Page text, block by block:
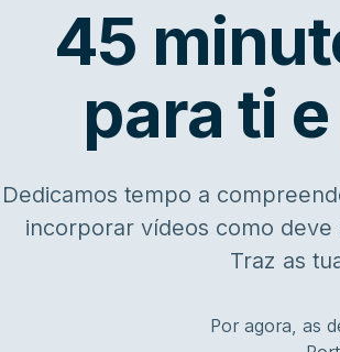
45
para ti
Dedicamos tempo a
incorporar vídeos como
Traz as
Por agora, as